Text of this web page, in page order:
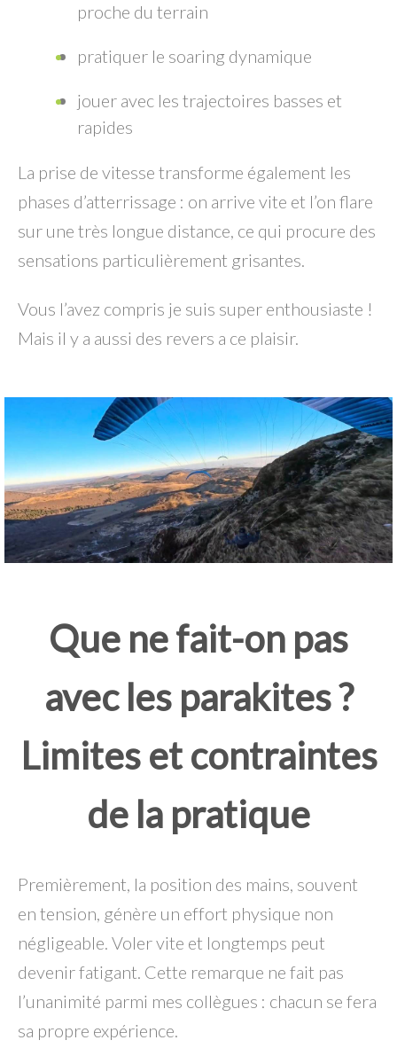
proche du terrain
pratiquer le soaring dynamique
jouer avec les trajectoires basses et
rapides
La prise de vitesse transforme également les
phases d’atterrissage : on arrive vite et l’on flare
sur une très longue distance, ce qui procure des
sensations particulièrement grisantes.
Vous l’avez compris je suis super enthousiaste !
Mais il y a aussi des revers a ce plaisir.
Que ne fait-on pas
avec les parakites ?
Limites et contraintes
de la pratique
Premièrement, la position des mains, souvent
en tension, génère un effort physique non
négligeable. Voler vite et longtemps peut
devenir fatigant. Cette remarque ne fait pas
l’unanimité parmi mes collègues : chacun se fera
sa propre expérience.